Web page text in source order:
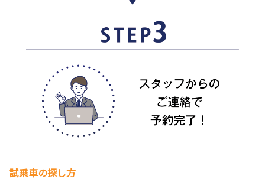
試乗車の探し方